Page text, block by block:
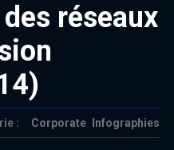
réseaux
: Corporate Infographies